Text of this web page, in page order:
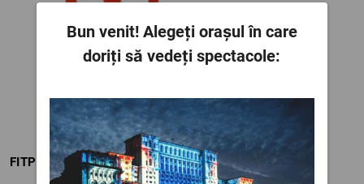
FITPTI
Bun venit!Alegeți orașul în care
doriți să vedeți spectacole: